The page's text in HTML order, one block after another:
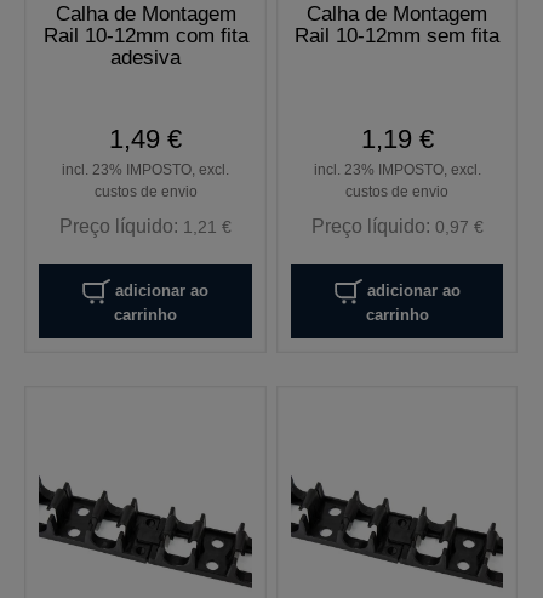
Calha de Montagem
Rail 10-12mm com fita
adesiva
1,49 €
incl. 23% IMPOSTO, excl.
custos de envio
Preço líquido: 1,21 €
adicionar ao
carrinho
Calha de Montagem
Rail 10-12mm sem fita
1,19 €
incl. 23% IMPOSTO, excl.
custos de envio
Preço líquido: 0,97 €
adicionar ao
carrinho